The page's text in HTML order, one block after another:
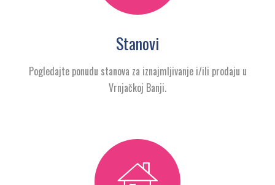
Stanovi
Pogledajte ponudu stanova za iznajmljivanje i/ili prodaju u
Vrnjačkoj Banji.